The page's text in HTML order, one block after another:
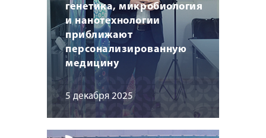
генетика, микробиология
и нанотехнологии
приближают
персонализированную
медицину
5 декабря 2025